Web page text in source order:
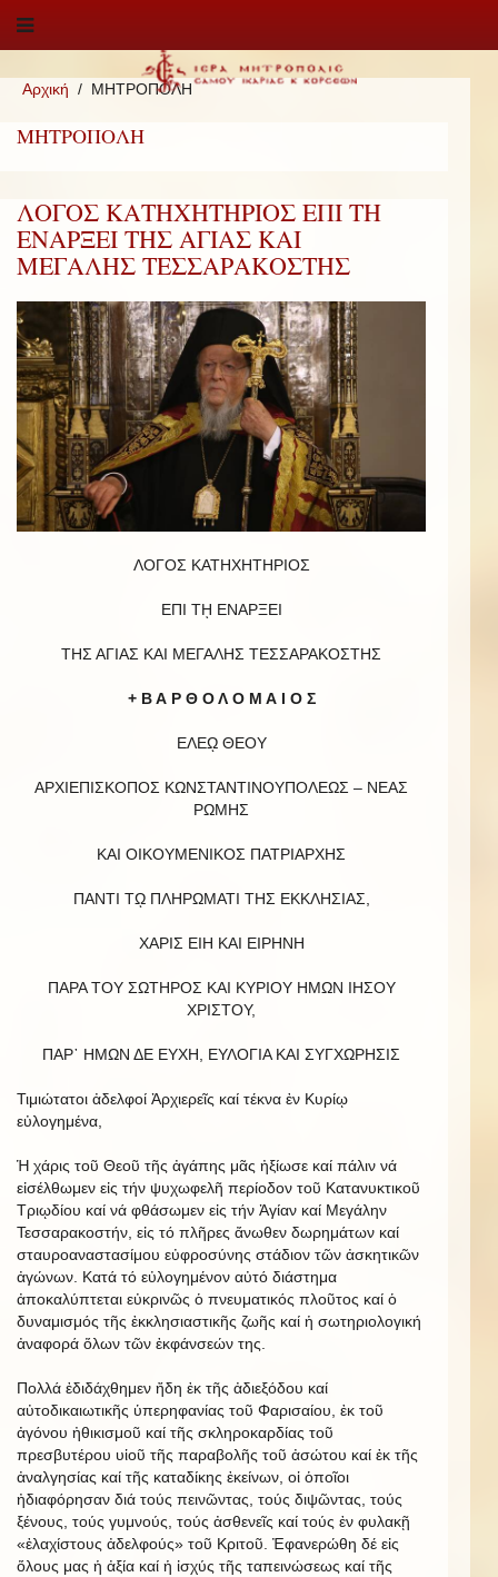
Αρχική ΜΗΤΡΟΠΟΛΗ
ΜΗΤΡΟΠΟΛΗ
ΛΟΓΟΣ ΚΑΤΗΧΗΤΗΡΙΟΣ ΕΠΙ ΤΗ
ΕΝΑΡΞΕΙ ΤΗΣ ΑΓΙΑΣ ΚΑΙ
ΜΕΓΑΛΗΣ ΤΕΣΣΑΡΑΚΟΣΤΗΣ
ΛΟΓΟΣ ΚΑΤΗΧΗΤΗΡΙΟΣ
ΕΠΙ Τῌ ΕΝΑΡΞΕΙ
ΤΗΣ ΑΓΙΑΣ ΚΑΙ ΜΕΓΑΛΗΣ ΤΕΣΣΑΡΑΚΟΣΤΗΣ
+ Β Α Ρ Θ Ο Λ Ο Μ Α Ι Ο Σ
ΕΛΕῼ ΘΕΟΥ
ΑΡΧΙΕΠΙΣΚΟΠΟΣ ΚΩΝΣΤΑΝΤΙΝΟΥΠΟΛΕΩΣ – ΝΕΑΣ
ΡΩΜΗΣ
ΚΑΙ ΟΙΚΟΥΜΕΝΙΚΟΣ ΠΑΤΡΙΑΡΧΗΣ
ΠΑΝΤΙ Τῼ ΠΛΗΡΩΜΑΤΙ ΤΗΣ ΕΚΚΛΗΣΙΑΣ,
ΧΑΡΙΣ ΕΙΗ ΚΑΙ ΕΙΡΗΝΗ
ΠΑΡΑ ΤΟΥ ΣΩΤΗΡΟΣ ΚΑΙ ΚΥΡΙΟΥ ΗΜΩΝ ΙΗΣΟΥ
ΧΡΙΣΤΟΥ,
ΠΑΡ᾿ HΜΩΝ ΔΕ ΕΥΧΗ, ΕΥΛΟΓΙΑ ΚΑΙ ΣΥΓΧΩΡΗΣΙΣ
Τιμιώτατοι ἀδελφοί Ἀρχιερεῖς καί τέκνα ἐν Κυρίῳ
εὐλογημένα,
Ἡ χάρις τοῦ Θεοῦ τῆς ἀγάπης μᾶς ἠξίωσε καί πάλιν νά
εἰσέλθωμεν εἰς τήν ψυχωφελῆ περίοδον τοῦ Κατανυκτικοῦ
Τριῳδίου καί νά φθάσωμεν εἰς τήν Ἁγίαν καί Μεγάλην
Τεσσαρακοστήν, εἰς τό πλῆρες ἄνωθεν δωρημάτων καί
σταυροαναστασίμου εὐφροσύνης στάδιον τῶν ἀσκητικῶν
ἀγώνων. Κατά τό εὐλογημένον αὐτό διάστημα
ἀποκαλύπτεται εὐκρινῶς ὁ πνευματικός πλοῦτος καί ὁ
δυναμισμός τῆς ἐκκλησιαστικῆς ζωῆς καί ἡ σωτηριολογική
ἀναφορά ὅλων τῶν ἐκφάνσεών της.
Πολλά ἐδιδάχθημεν ἤδη ἐκ τῆς ἀδιεξόδου καί
αὐτοδικαιωτικῆς ὑπερηφανίας τοῦ Φαρισαίου, ἐκ τοῦ
ἀγόνου ἠθικισμοῦ καί τῆς σκληροκαρδίας τοῦ
πρεσβυτέρου υἱοῦ τῆς παραβολῆς τοῦ ἀσώτου καί ἐκ τῆς
ἀναλγησίας καί τῆς καταδίκης ἐκείνων, οἱ ὁποῖοι
ἠδιαφόρησαν διά τούς πεινῶντας, τούς διψῶντας, τούς
ξένους, τούς γυμνούς, τούς ἀσθενεῖς καί τούς ἐν φυλακῇ
«ἐλαχίστους ἀδελφούς» τοῦ Κριτοῦ. Ἐφανερώθη δέ εἰς
ὅλους μας ἡ ἀξία καί ἡ ἰσχύς τῆς ταπεινώσεως καί τῆς